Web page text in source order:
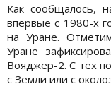
Как сообщалось,
впервые с 1980-х
на Уране.
Уране
Вояджер-2. С тех
с Земли или с